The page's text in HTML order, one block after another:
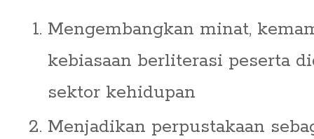
Mengembangkan minat,
kebiasaan berliterasi peserta
sektor kehidupan
Menjadikan perpustakaan